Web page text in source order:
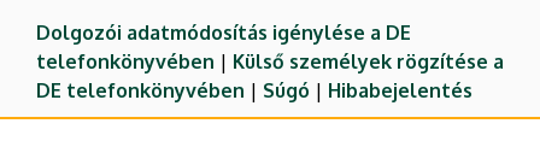
Dolgozói adatmódosítás igénylése a DE
telefonkönyvében | Külső személyek rögzítése a
DE telefonkönyvében | Súgó | Hibabejelentés